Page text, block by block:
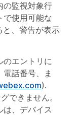
の監視対象行
で使用可能な
と、警告が表示
エントリに
話番号、ま
).
できません。
は、デバイス